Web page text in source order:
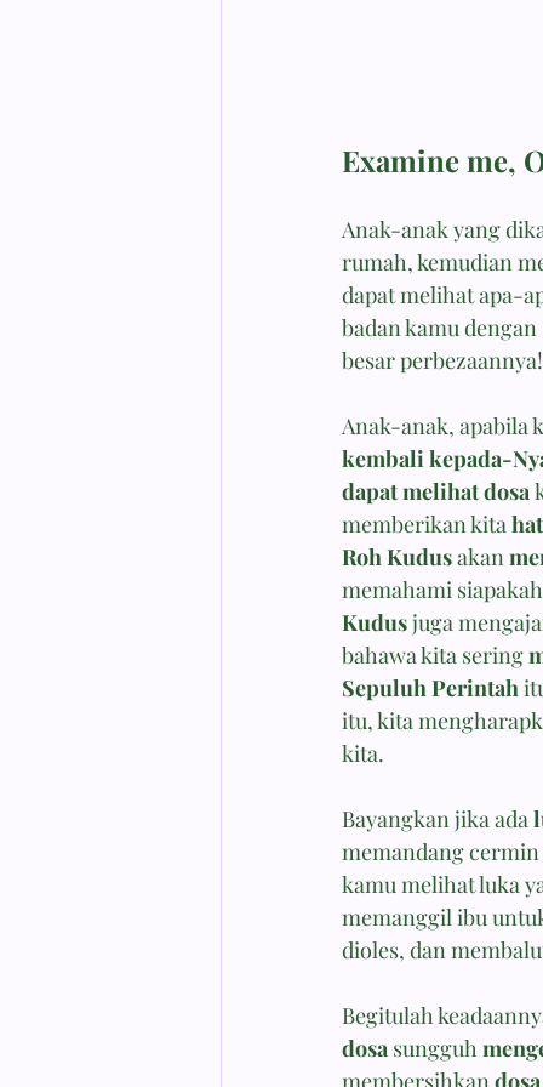
Examine me,
Anak-anak yang
rumah, kemudian
dapat melihat apa-
badan kamu
besar
Anak-anak, apabila
kembali kepada-
dapat melihat dosa
memberikan kita
Roh Kudus akan
memahami
Kudus juga
bahawa kita sering
Sepuluh Perintah
itu, kita
kita.
Bayangkan jika ada
memandang
kamu melihat luka
memanggil ibu
dioles, dan
Begitulah
dosa sungguh
membersihkan dosa